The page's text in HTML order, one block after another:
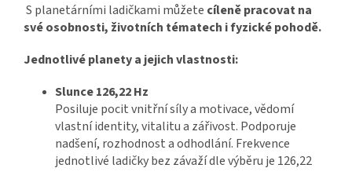
S planetárními ladičkami můžete cíleně pracovat na
své osobnosti, životních tématech i fyzické pohodě.
Jednotlivé planety a jejich vlastnosti:
Slunce 126,22 Hz
Posiluje pocit vnitřní síly a motivace, vědomí
vlastní identity, vitalitu a zářivost. Podporuje
nadšení, rozhodnost a odhodlání. Frekvence
jednotlivé ladičky bez závaží dle výběru je 126,22